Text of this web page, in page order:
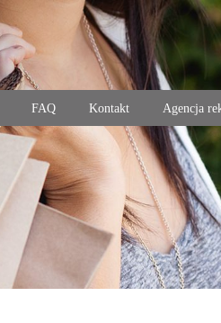
FAQ Kontakt Agencja